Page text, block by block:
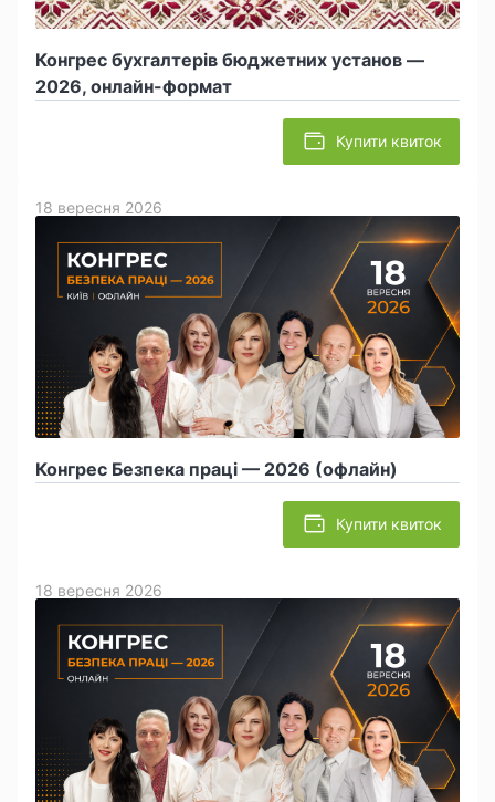
Конгрес бухгалтерів бюджетних установ —
2026, онлайн-формат
Купити квиток
Конгрес Безпека праці — 2026 (офлайн)
18 вересня 2026
Купити квиток
18 вересня 2026